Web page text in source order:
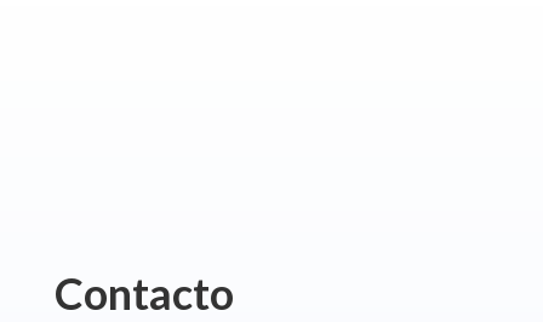
Contacto